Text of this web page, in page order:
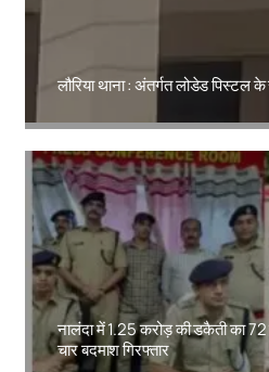
लौरिया थाना : अंतर्गत लोडेड पिस्टल
नालंदा में 1.25 करोड़ की डकैती का 72
चार बदमाश गिरफ्तार